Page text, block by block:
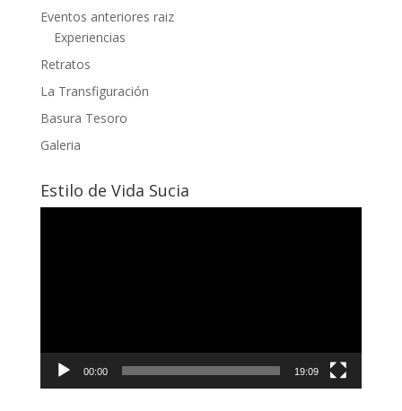
Eventos anteriores raiz
Experiencias
Retratos
La Transfiguración
Basura Tesoro
Galeria
Estilo de Vida Sucia
00:00 19:09